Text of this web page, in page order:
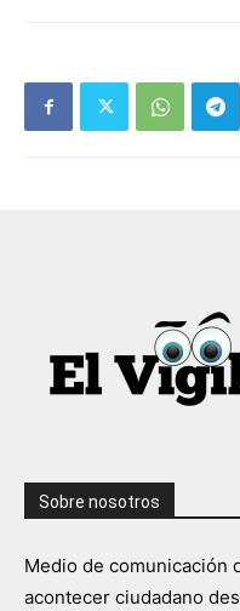
Sobre nosotros
Medio de comunicación
acontecer ciudadano